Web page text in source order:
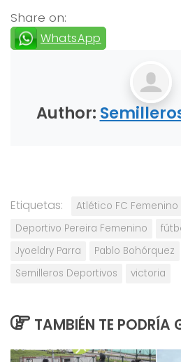
Share on:
WhatsApp
Author:
Etiquetas: Atlético FC Femenino
Deportivo Pereira Femenino
Jyoeldry Parra
Pablo Bohórquez
Semilleros Deportivos
victoria
TAMBIÉN TE PODRÍA